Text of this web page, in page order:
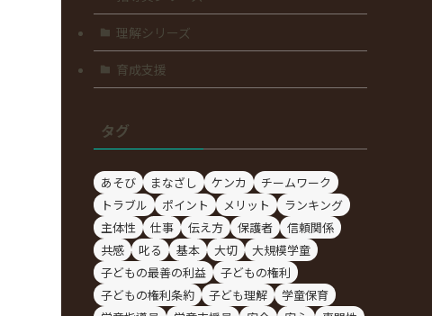
理解シリーズ
育成支援
タグ
あそび まなざし ケンカ
チームワーク
トラブル
ポイント メリット
ランキング
主体性
仕事 伝え方 保護者
信頼関係
共感
叱る 基本 大切
大規模学童
子どもの最善の利益
子どもの権利
子どもの権利条約
子ども理解
学童保育